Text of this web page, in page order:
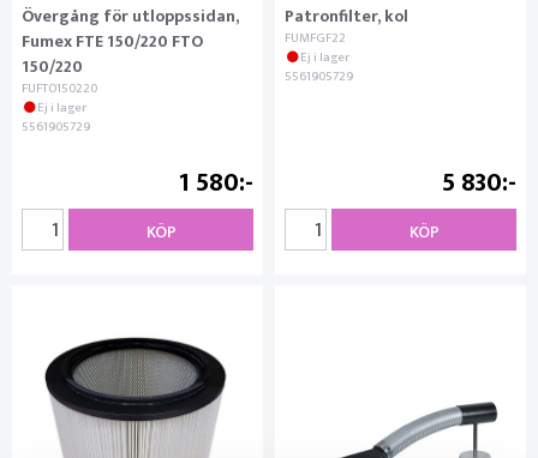
Övergång för utloppssidan,
Fumex FTE 150/220 FTO
150/220
FUFTO150220
Ej i lager
5561905729
1 580
KÖP
Patronfilter, kol
FUMFGF22
Ej i lager
5561905729
5 830
KÖP